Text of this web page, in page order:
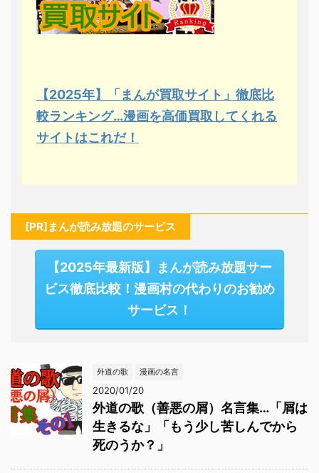
【2025年】「まんが買取サイト」徹底比
較ランキング…漫画を高価買取してくれる
サイトはこれだ！
[PR]まんが読み放題のサービス
【2025年最新版】まんが読み放題サー
ビス徹底比較！漫画村の代わりのお勧め
サービス！
外道の歌 漫画の名言
2020/01/20
外道の歌（善悪の屑）名言集…「屑は
生きるな」「もう少し苦しんでから
死のうか？」